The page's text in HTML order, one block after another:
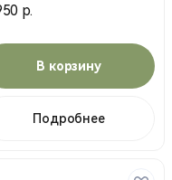
р.
В корзину
Подробнее